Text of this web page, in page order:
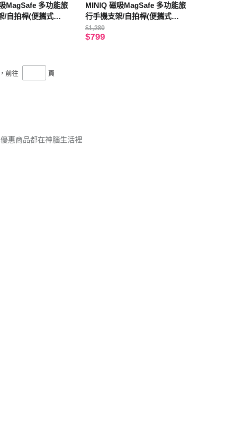
MagSafe 多功能旅
/自拍桿(便攜式設
疊) 粉紅
MINIQ 磁吸MagSafe 多功能旅
行手機支架/自拍桿(便攜式設
計、易於折疊) 黑色
$1,280
$799
前往 頁
惠商品都在神腦生活裡